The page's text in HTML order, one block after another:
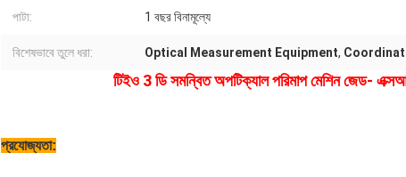
পাটা: 1 বছর বিনামূল্যে
বিশেষভাবে তুলে ধরা: Optical Measurement Equipment,
টিইও 3 ডি সমন্বিত অপটিক্যাল পরিমাপ মেশিন জেড-
প্রযোজ্যতা: